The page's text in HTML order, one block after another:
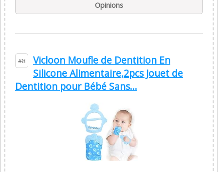
Opinions
#8
Vicloon Moufle de Dentition En
Silicone Alimentaire,2pcs Jouet de
Dentition pour Bébé Sans...